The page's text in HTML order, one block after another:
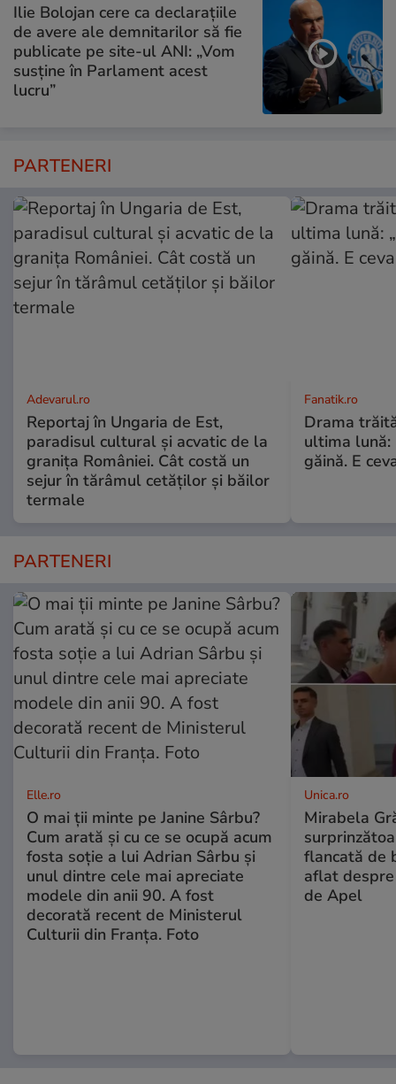
Ilie Bolojan cere ca declarațiile
de avere ale demnitarilor să fie
publicate pe site-ul ANI: „Vom
susține în Parlament acest
lucru”
PARTENERI
Adevarul.ro
Reportaj în Ungaria de Est,
paradisul cultural și acvatic de la
granița României. Cât costă un
sejur în tărâmul cetăților și băilor
termale
Fanatik.ro
Drama
ultima lună:
găină. E
PARTENERI
Elle.ro
O mai ții minte pe Janine Sârbu?
Cum arată și cu ce se ocupă acum
fosta soție a lui Adrian Sârbu și
unul dintre cele mai apreciate
modele din anii 90. A fost
decorată recent de Ministerul
Culturii din Franța. Foto
Unica.ro
Mirabela
flancată de
aflat
de Apel